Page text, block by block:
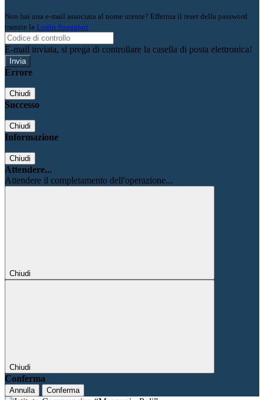
Non hai una e-mail associata al nome utente? Effettua il reset della password
tramite la Login Spaggiari
E-mail inviata, si prega di controllare la casella di posta elettronica!
Errore
Chiudi
Successo
Chiudi
Informazione
Chiudi
Attendere...
Attendere il completamento dell'operazione...
Chiudi
Chiudi
Conferma
Annulla Conferma